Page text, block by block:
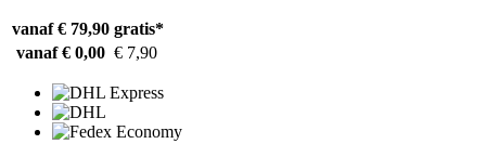
vanaf € 79,90 gratis*
vanaf € 0,00 € 7,90